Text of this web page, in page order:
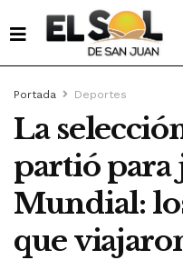
Portada Deportes
La
partió para
Mundial:
que